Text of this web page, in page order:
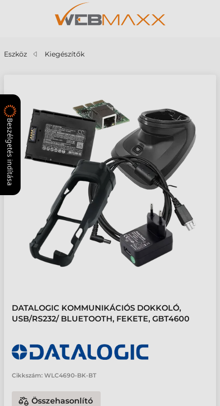
Eszköz Kiegészítők
DATALOGIC KOMMUNIKÁCIÓS DOKKOLÓ,
USB/RS232/ BLUETOOTH, FEKETE, GBT4600
Cikkszám: WLC4690-BK-BT
Összehasonlító
Beszélgetés indítása